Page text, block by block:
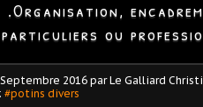
ou
2016par Le Galliard
#potins divers